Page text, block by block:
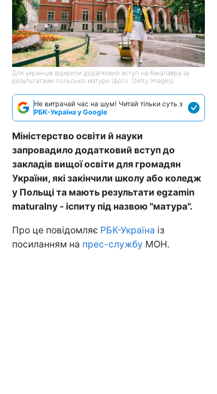
Для українців відкрили додатковий вступ на бакалавра за
результатами польської матури (фото: Getty Images)
Не витрачай час на шум! Читай тільки суть з
РБК-Україна у Google
Міністерство освіти й науки
запровадило додатковий вступ до
закладів вищої освіти для громадян
України, які закінчили школу або коледж
у Польщі та мають результати egzamin
maturalny - іспиту під назвою "матура".
Про це повідомляє РБК-Україна із
посиланням на прес-службу МОН.